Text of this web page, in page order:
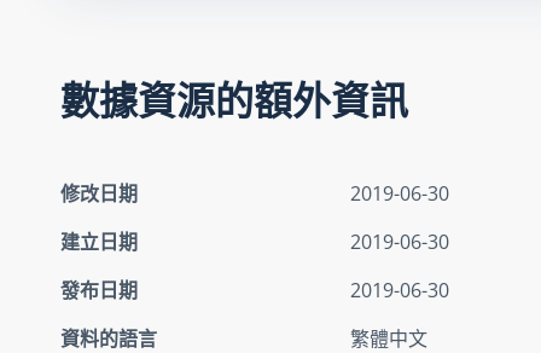
數據資源的額外資訊
修改日期
2019-06-30
建立日期
2019-06-30
發布日期
2019-06-30
資料的語言
繁體中文